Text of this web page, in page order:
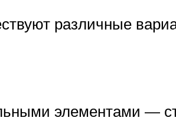
различные
элементами —